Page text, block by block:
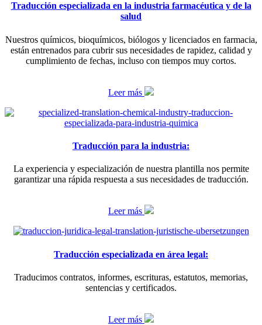
Traducción especializada en la industria farmacéutica y de la
salud
Nuestros químicos, bioquímicos, biólogos y licenciados en farmacia,
están entrenados para cubrir sus necesidades de rapidez, calidad y
cumplimiento de fechas, incluso con tiempos muy cortos.
Leer más
Traducción para la industria:
La experiencia y especialización de nuestra plantilla nos permite
garantizar una rápida respuesta a sus necesidades de traducción.
Leer más
Traducción especializada en área legal:
Traducimos contratos, informes, escrituras, estatutos, memorias,
sentencias y certificados.
Leer más